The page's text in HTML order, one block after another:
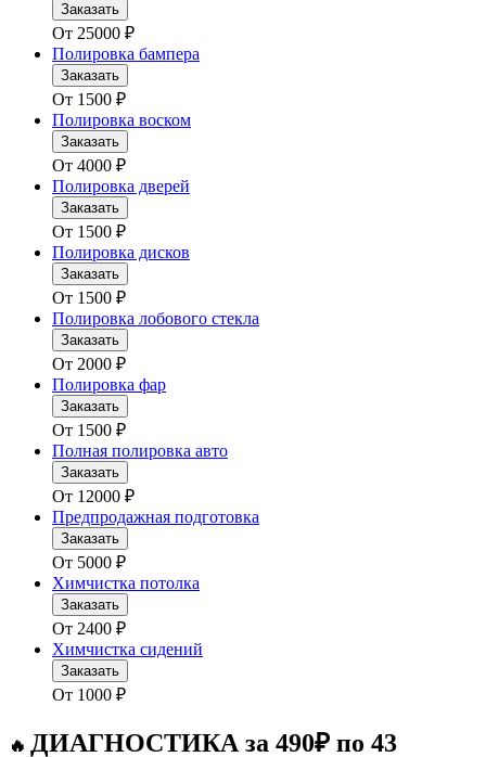
Заказать
От 25000 ₽
Полировка бампера
Заказать
От 1500 ₽
Полировка воском
Заказать
От 4000 ₽
Полировка дверей
Заказать
От 1500 ₽
Полировка дисков
Заказать
От 1500 ₽
Полировка лобового стекла
Заказать
От 2000 ₽
Полировка фар
Заказать
От 1500 ₽
Полная полировка авто
Заказать
От 12000 ₽
Предпродажная подготовка
Заказать
От 5000 ₽
Химчистка потолка
Заказать
От 2400 ₽
Химчистка сидений
Заказать
От 1000 ₽
🔥 ДИАГНОСТИКА за 490₽ по 43